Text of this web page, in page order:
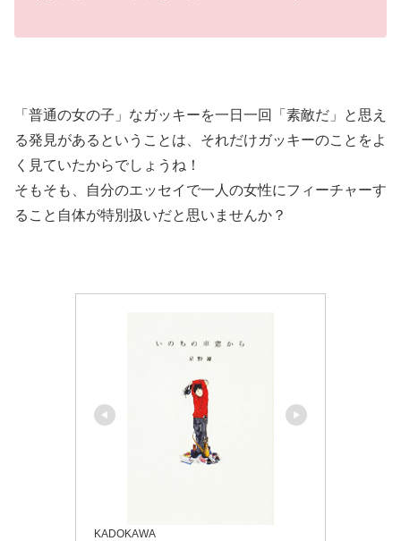
「普通の女の子」なガッキーを一日一回「素敵だ」と思え
る発見があるということは、それだけガッキーのことをよ
く見ていたからでしょうね！
そもそも、自分のエッセイで一人の女性にフィーチャーす
ること自体が特別扱いだと思いませんか？
KADOKAWA